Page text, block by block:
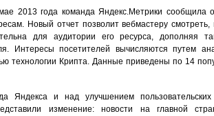
2013 года команда Яндекс.Метрики сообщила
Новый отчет позволит вебмастеру смотреть,
для аудитории его ресурса, дополняя
Интересы посетителей вычисляются путем
технологии Крипта. Данные приведены по 14
Яндекса и над улучшением
изменение: новости на главной